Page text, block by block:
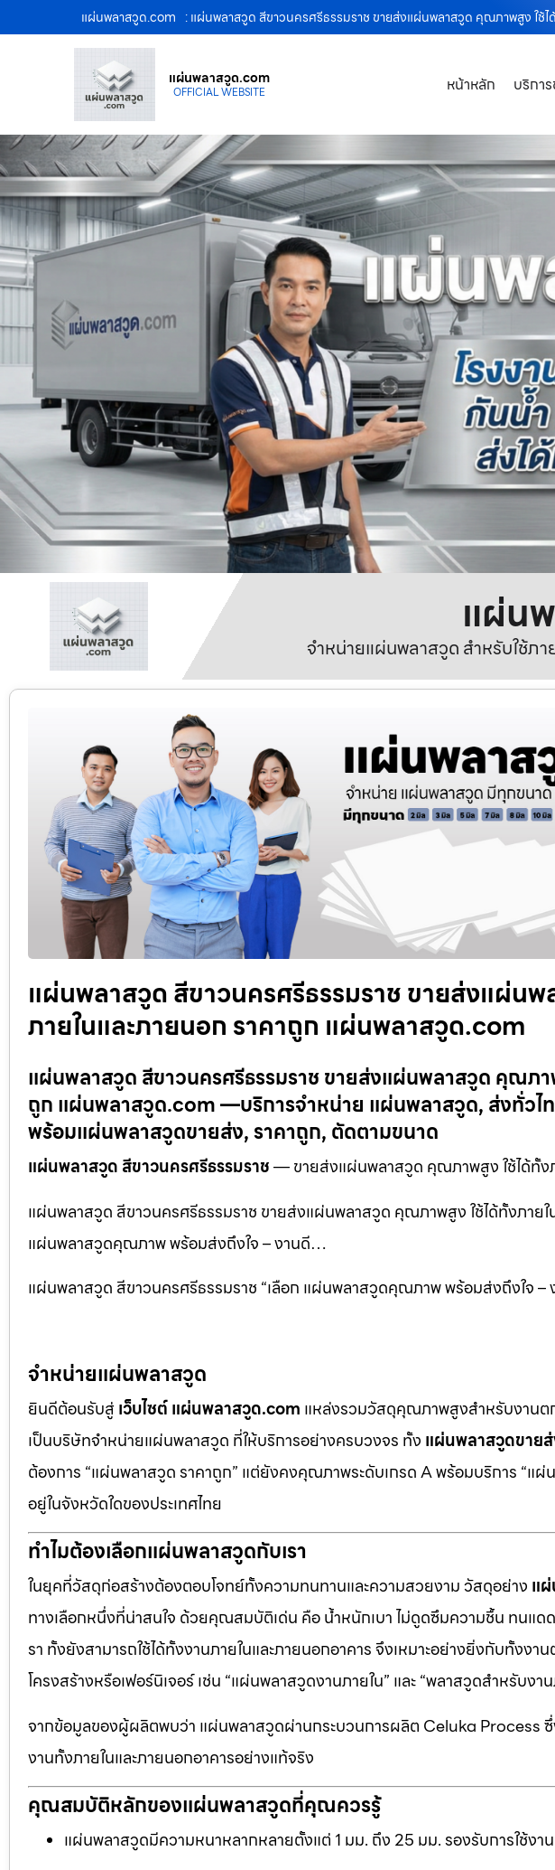
แผ่นพลาสวูด.com : แผ่นพลาสวูด สีขาวนครศรีธรรมราช ขายส่งแผ่นพลาสวูด คุณภาพสูง ใช้
แผ่นพลาสวูด.com
OFFICIAL WEBSITE หน้าหลัก บริการ
แผ่น
จำหน่ายแผ่นพลาสวูด สำหรับใช้ภา
แผ่นพลาสวูด สีขาวนครศรีธรรมราช ขายส่งแผ่น
ภายในและภายนอก ราคาถูก แผ่นพลาสวูด.com
แผ่นพลาสวูด สีขาวนครศรีธรรมราช ขายส่งแผ่นพลาสวูด คุณภา
ถูก แผ่นพลาสวูด.com —บริการจำหน่าย แผ่นพลาสวูด, ส่งทั่วไ
พร้อมแผ่นพลาสวูดขายส่ง, ราคาถูก, ตัดตามขนาด
แผ่นพลาสวูด สีขาวนครศรีธรรมราช— ขายส่งแผ่นพลาสวูด คุณภาพสูง ใช้ได้ทั้ง
แผ่นพลาสวูด สีขาวนครศรีธรรมราช ขายส่งแผ่นพลาสวูด คุณภาพสูง ใช้ได้ทั้งภาย
แผ่นพลาสวูดคุณภาพ พร้อมส่งถึงใจ – งานดี…
แผ่นพลาสวูด สีขาวนครศรีธรรมราช “เลือก แผ่นพลาสวูดคุณภาพ พร้อมส่งถึงใจ –
จำหน่ายแผ่นพลาสวูด
ยินดีต้อนรับสู่เว็บไซต์ แผ่นพลาสวูด.com แหล่งรวมวัสดุคุณภาพสูงสำหรับงานต
เป็นบริษัทจำหน่ายแผ่นพลาสวูด ที่ให้บริการอย่างครบวงจร ทั้ง แผ่นพลาสวูดขาย
ต้องการ “แผ่นพลาสวูด ราคาถูก” แต่ยังคงคุณภาพระดับเกรด A พร้อมบริการ “
อยู่ในจังหวัดใดของประเทศไทย
ทำไมต้องเลือกแผ่นพลาสวูดกับเรา
ในยุคที่วัสดุก่อสร้างต้องตอบโจทย์ทั้งความทนทานและความสวยงาม วัสดุอย่าง แ
ทางเลือกหนึ่งที่น่าสนใจ ด้วยคุณสมบัติเด่น คือ น้ำหนักเบา ไม่ดูดซึมความชื้น ทนแด
รา ทั้งยังสามารถใช้ได้ทั้งงานภายในและภายนอกอาคาร จึงเหมาะอย่างยิ่งกับทั้งง
โครงสร้างหรือเฟอร์นิเจอร์ เช่น “แผ่นพลาสวูดงานภายใน” และ “พลาสวูดสำหรับงา
จากข้อมูลของผู้ผลิตพบว่า แผ่นพลาสวูดผ่านกระบวนการผลิต Celuka Process ซึ่
งานทั้งภายในและภายนอกอาคารอย่างแท้จริง
คุณสมบัติหลักของแผ่นพลาสวูดที่คุณควรรู้
แผ่นพลาสวูดมีความหนาหลากหลายตั้งแต่ 1 มม. ถึง 25 มม. รองรับการใช้ง